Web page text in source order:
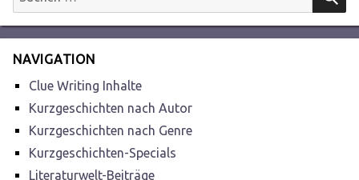
nach:
NAVIGATION
Clue Writing Inhalte
Kurzgeschichten nach Autor
Kurzgeschichten nach Genre
Kurzgeschichten-Specials
Literaturwelt-Beiträge